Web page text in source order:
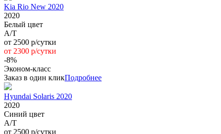
Kia Rio New 2020
2020
Белый цвет
A/T
от 2500 р/сутки
от 2300 р/сутки
-8%
Эконом-класс
Заказ в один кликПодробнее
Hyundai Solaris 2020
2020
Синий цвет
А/Т
от 2500 р/сутки